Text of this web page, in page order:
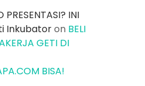
PRESENTASI? INI
Inkubatoron BELI
GETI DI
BISA!